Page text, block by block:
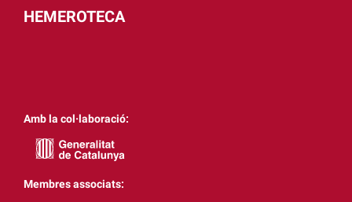
HEMEROTECA
Amb la col·laboració:
Membres associats: